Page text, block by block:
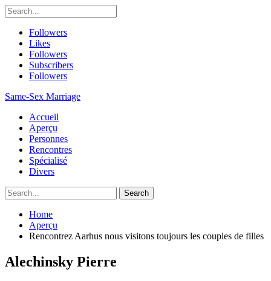
Followers
Likes
Followers
Subscribers
Followers
Same-Sex Marriage
Accueil
Aperçu
Personnes
Rencontres
Spécialisé
Divers
Home
Aperçu
Rencontrez Aarhus nous visitons toujours les couples de filles
Alechinsky Pierre